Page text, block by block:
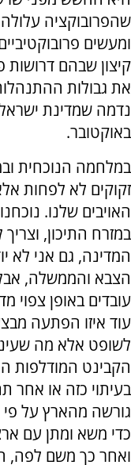
שהפרובוקציה עלולה
ומעשים
קיצון שבהם דרושות
את גבולות
באוקטובר.
במלחמה הנוכחית
זקוקים לא לפחות
האויבים שלנו.
במזרח התיכון,
המדינה, גם אני לא
הצבא והממשלה,
עובדים באופן צפוי
עוד איזו הפתעה
לשופט אלא מה
הקבינט המודלפות
בעיתוי כזה או אחר
גורשה מהארץ על
כדי משא ומתן עם
ואחר כך משם לפה,